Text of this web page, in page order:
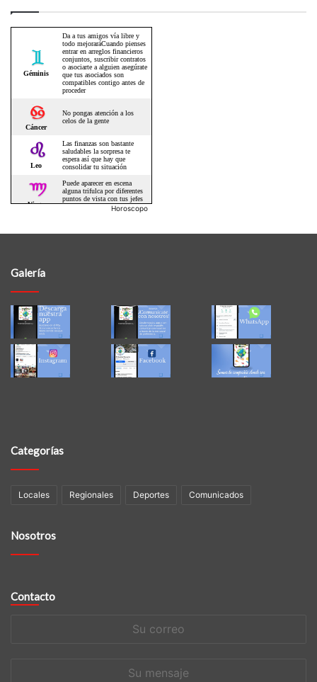
Horoscopo
Galería
Categorías
Locales Regionales Deportes Comunicados
Nosotros
Contacto